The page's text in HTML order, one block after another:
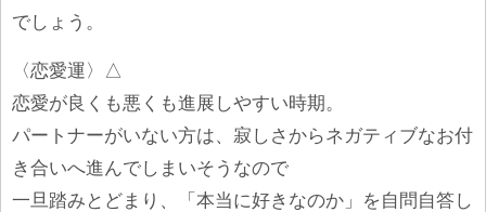
でしょう。
〈恋愛運〉△
恋愛が良くも悪くも進展しやすい時期。
パートナーがいない方は、寂しさからネガティブなお付
き合いへ進んでしまいそうなので
一旦踏みとどまり、「本当に好きなのか」を自問自答し